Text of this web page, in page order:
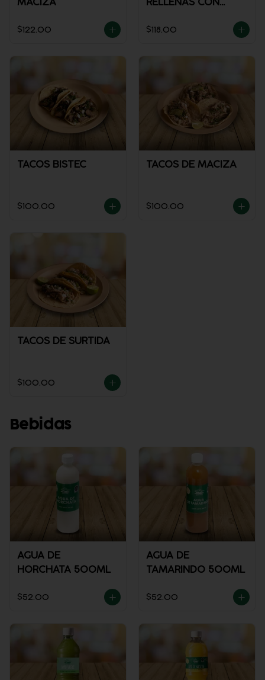
MACIZA
$122.00
RELLENAS CON
$118.00
TACOS BISTEC
$100.00
TACOS DE MACIZA
$100.00
TACOS DE SURTIDA
$100.00
Bebidas
AGUA DE
HORCHATA 500ML
$52.00
AGUA DE
TAMARINDO 500ML
$52.00